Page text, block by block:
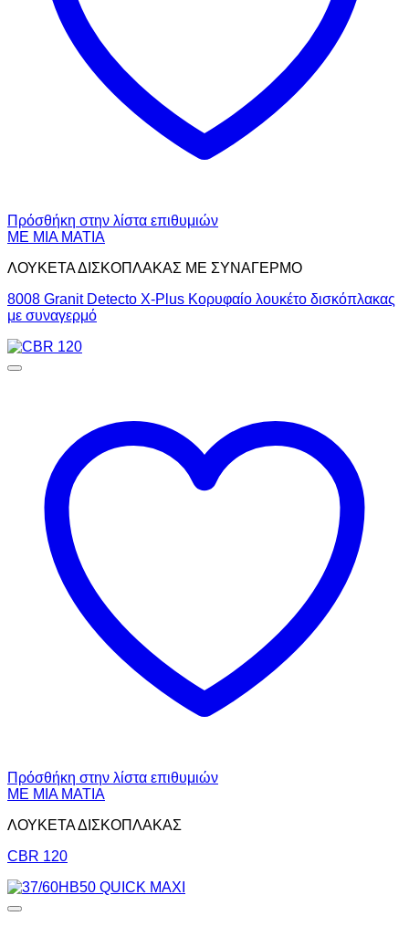
Πρόσθήκη στην λίστα επιθυμιών
ΜΕ ΜΙΑ ΜΑΤΙΑ
ΛΟΥΚΕΤΑ ΔΙΣΚΟΠΛΑΚΑΣ ΜΕ ΣΥΝΑΓΕΡΜΟ
8008 Granit Detecto X-Plus Κορυφαίο λουκέτο δισκόπλακας
με συναγερμό
Πρόσθήκη στην λίστα επιθυμιών
ΜΕ ΜΙΑ ΜΑΤΙΑ
ΛΟΥΚΕΤΑ ΔΙΣΚΟΠΛΑΚΑΣ
CBR 120